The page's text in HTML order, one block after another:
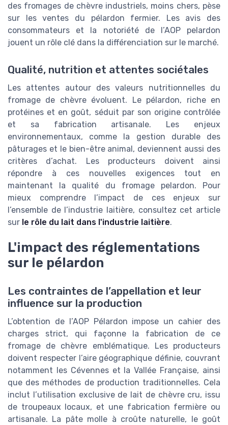
des fromages de chèvre industriels, moins chers, pèse
sur les ventes du pélardon fermier. Les avis des
consommateurs et la notoriété de l’AOP pelardon
jouent un rôle clé dans la différenciation sur le marché.
Qualité, nutrition et attentes sociétales
Les attentes autour des valeurs nutritionnelles du
fromage de chèvre évoluent. Le pélardon, riche en
protéines et en goût, séduit par son origine contrôlée
et sa fabrication artisanale. Les enjeux
environnementaux, comme la gestion durable des
pâturages et le bien-être animal, deviennent aussi des
critères d’achat. Les producteurs doivent ainsi
répondre à ces nouvelles exigences tout en
maintenant la qualité du fromage pelardon. Pour
mieux comprendre l’impact de ces enjeux sur
l’ensemble de l’industrie laitière, consultez cet article
sur le rôle du lait dans l'industrie laitière.
L'impact des réglementations
sur le pélardon
Les contraintes de l’appellation et leur
influence sur la production
L’obtention de l’AOP Pélardon impose un cahier des
charges strict, qui façonne la fabrication de ce
fromage de chèvre emblématique. Les producteurs
doivent respecter l’aire géographique définie, couvrant
notamment les Cévennes et la Vallée Française, ainsi
que des méthodes de production traditionnelles. Cela
inclut l’utilisation exclusive de lait de chèvre cru, issu
de troupeaux locaux, et une fabrication fermière ou
artisanale. La pâte molle à croûte naturelle, le goût